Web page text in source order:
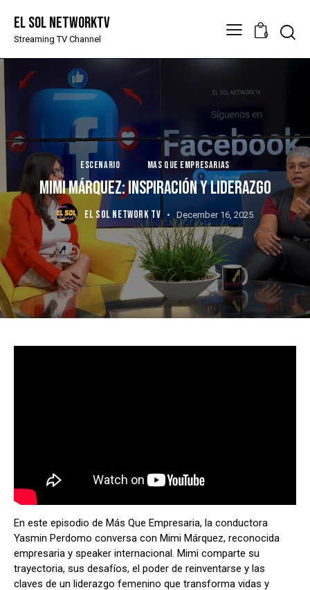
El Sol NetworkTV
Streaming TV Channel 0
ESCENARIO MAS QUE EMPRESARIAS
MIMI MÁRQUEZ: INSPIRACIÓN Y LIDERAZGO
EL SOL NETWORK TV December 16, 2025
En este episodio de Más Que Empresaria, la conductora
Yasmin Perdomo conversa con Mimi Márquez, reconocida
empresaria y speaker internacional. Mimi comparte su
trayectoria, sus desafíos, el poder de reinventarse y las
claves de un liderazgo femenino que transforma vidas y